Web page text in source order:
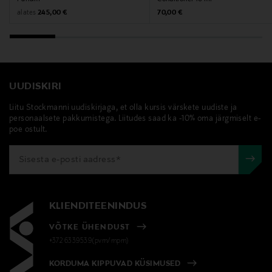
alates Original Price
245,00 €
Original Price
70,00 €
UUDISKIRI
Liitu Stockmanni uudiskirjaga, et olla kursis värskete uudiste ja
personaalsete pakkumistega. Liitudes saad ka -10% oma järgmiselt e-
poe ostult.
KLIENDITEENINDUS
VÕTKE ÜHENDUST
+372 6339539(pvm/mpm)
KORDUMA KIPPUVAD KÜSIMUSED